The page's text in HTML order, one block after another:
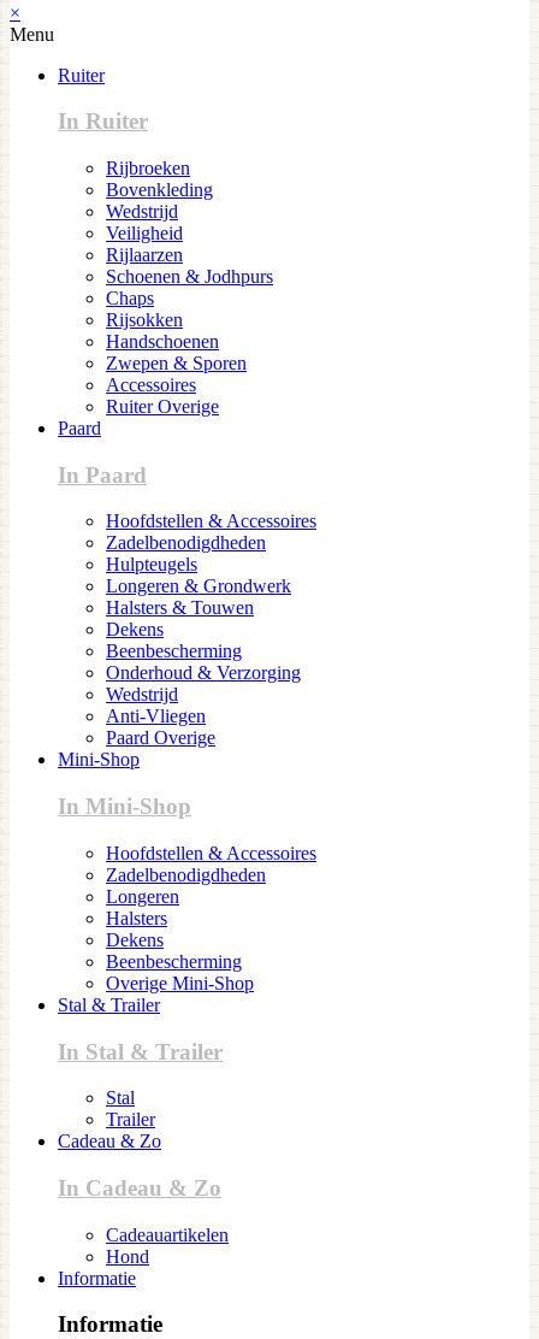
×
Menu
Ruiter
In Ruiter
Rijbroeken
Bovenkleding
Wedstrijd
Veiligheid
Rijlaarzen
Schoenen & Jodhpurs
Chaps
Rijsokken
Handschoenen
Zwepen & Sporen
Accessoires
Ruiter Overige
Paard
In Paard
Hoofdstellen & Accessoires
Zadelbenodigdheden
Hulpteugels
Longeren & Grondwerk
Halsters & Touwen
Dekens
Beenbescherming
Onderhoud & Verzorging
Wedstrijd
Anti-Vliegen
Paard Overige
Mini-Shop
In Mini-Shop
Hoofdstellen & Accessoires
Zadelbenodigdheden
Longeren
Halsters
Dekens
Beenbescherming
Overige Mini-Shop
Stal & Trailer
In Stal & Trailer
Stal
Trailer
Cadeau & Zo
In Cadeau & Zo
Cadeauartikelen
Hond
Informatie
Informatie